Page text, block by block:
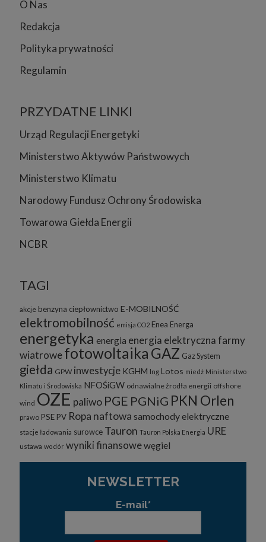
O Nas
Redakcja
Polityka prywatności
Regulamin
PRZYDATNE LINKI
Urząd Regulacji Energetyki
Ministerstwo Aktywów Państwowych
Ministerstwo Klimatu
Narodowy Fundusz Ochrony Środowiska
Towarowa Giełda Energii
NCBR
TAGI
akcje benzyna ciepłownictwo E-MOBILNOŚĆ
elektromobilność emisja CO2 Enea Energa
energetyka energia energia elektrycznafarmy
wiatrowefotowoltaika GAZ Gaz System
giełda GPW inwestycje KGHM lng Lotos miedź Ministerstwo
Klimatu i Środowiska NFOŚiGW odnawialne żrodła energii offshore
wind OZE paliwo PGE PGNiG PKN Orlen
prawo PSE PV Ropa naftowa samochody elektryczne
stacje ładowania surowce Tauron Tauron Polska Energia URE
ustawa wodór wyniki finansowewęgiel
NEWSLETTER
E-mail*